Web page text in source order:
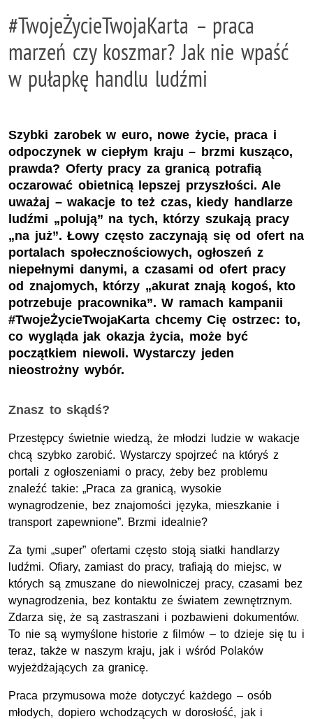
#TwojeŻycieTwojaKarta – praca
marzeń czy koszmar? Jak nie wpaść
w pułapkę handlu ludźmi
Szybki zarobek w euro, nowe życie, praca i
odpoczynek w ciepłym kraju – brzmi kusząco,
prawda? Oferty pracy za granicą potrafią
oczarować obietnicą lepszej przyszłości. Ale
uważaj – wakacje to też czas, kiedy handlarze
ludźmi „polują” na tych, którzy szukają pracy
„na już”. Łowy często zaczynają się od ofert na
portalach społecznościowych, ogłoszeń z
niepełnymi danymi, a czasami od ofert pracy
od znajomych, którzy „akurat znają kogoś, kto
potrzebuje pracownika”. W ramach kampanii
#TwojeŻycieTwojaKarta chcemy Cię ostrzec: to,
co wygląda jak okazja życia, może być
początkiem niewoli. Wystarczy jeden
nieostrożny wybór.
Znasz to skądś?
Przestępcy świetnie wiedzą, że młodzi ludzie w wakacje
chcą szybko zarobić. Wystarczy spojrzeć na któryś z
portali z ogłoszeniami o pracy, żeby bez problemu
znaleźć takie: „Praca za granicą, wysokie
wynagrodzenie, bez znajomości języka, mieszkanie i
transport zapewnione”. Brzmi idealnie?
Za tymi „super” ofertami często stoją siatki handlarzy
ludźmi. Ofiary, zamiast do pracy, trafiają do miejsc, w
których są zmuszane do niewolniczej pracy, czasami bez
wynagrodzenia, bez kontaktu ze światem zewnętrznym.
Zdarza się, że są zastraszani i pozbawieni dokumentów.
To nie są wymyślone historie z filmów – to dzieje się tu i
teraz, także w naszym kraju, jak i wśród Polaków
wyjeżdżających za granicę.
Praca przymusowa może dotyczyć każdego – osób
młodych, dopiero wchodzących w dorosłość, jak i